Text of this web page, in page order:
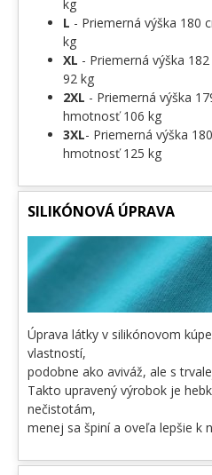
kg
L - Priemerná výška 180
kg
XL - Priemerná výška
92 kg
2XL - Priemerná výška
hmotnosť 106 kg
3XL- Priemerná výška
hmotnosť 125 kg
SILIKÓNOVÁ ÚPRAVA
Úprava látky v silikónovom
vlastností,
podobne ako aviváž, ale s
Takto upravený výrobok je
nečistotám,
menej sa špiní a oveľa lepšie k